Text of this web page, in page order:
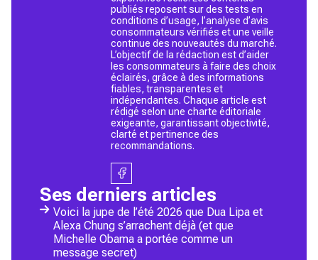
publiés reposent sur des tests en
conditions d’usage, l’analyse d’avis
consommateurs vérifiés et une veille
continue des nouveautés du marché.
L’objectif de la rédaction est d’aider
les consommateurs à faire des choix
éclairés, grâce à des informations
fiables, transparentes et
indépendantes. Chaque article est
rédigé selon une charte éditoriale
exigeante, garantissant objectivité,
clarté et pertinence des
recommandations.
Ses derniers articles
Voici la jupe de l’été 2026 que Dua Lipa et
Alexa Chung s’arrachent déjà (et que
Michelle Obama a portée comme un
message secret)